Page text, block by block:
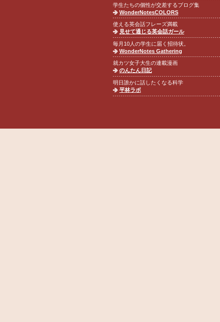
学生たちの個性が交差するブログ集
WonderNotesCOLORS
使える英会話フレーズ満載
見せて通じる英会話ガール
毎月10人の学生に届く招待状。
WonderNotes Gathering
就カツ女子大生の連載漫画
のんたん日記
明日誰かに話したくなる科学
平林ラボ